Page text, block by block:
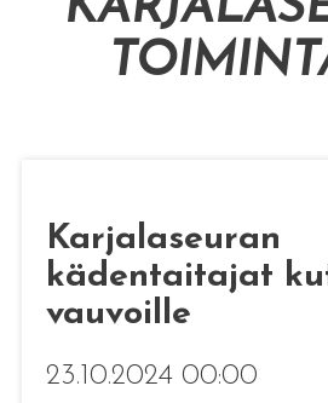
Karjalaseuran
kädentaitajat
vauvoille
23.10.2024 00:00